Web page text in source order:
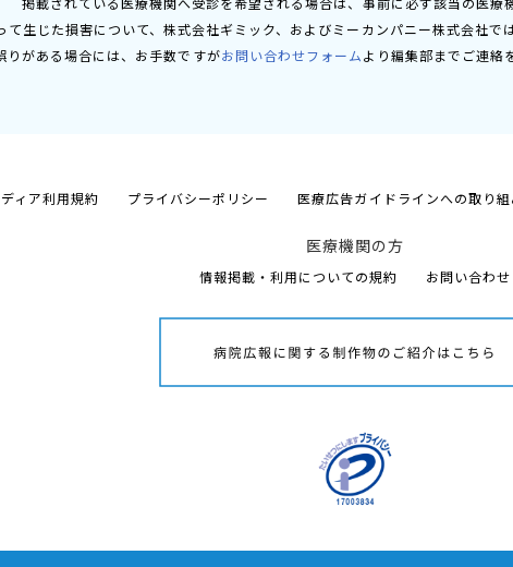
て生じた損害について、株式会社ギミック、およびミーカンパニー株式会社で
りがある場合には、お手数ですがお問い合わせフォームより編集部までご連絡
ディア利用規約 プライバシーポリシー 医療広告ガイドラインへの取り組
医療機関の方
情報掲載・利用についての規約 お問い合わせ